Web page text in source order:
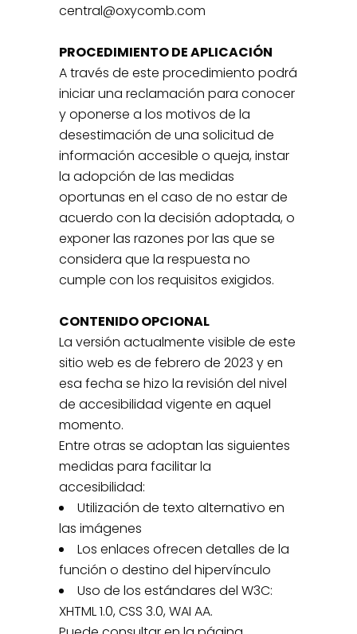
central@oxycomb.com
PROCEDIMIENTO DE APLICACIÓN
A través de este procedimiento podrá
iniciar una reclamación para conocer
y oponerse a los motivos de la
desestimación de una solicitud de
información accesible o queja, instar
la adopción de las medidas
oportunas en el caso de no estar de
acuerdo con la decisión adoptada, o
exponer las razones por las que se
considera que la respuesta no
cumple con los requisitos exigidos.
CONTENIDO OPCIONAL
La versión actualmente visible de este
sitio web es de febrero de 2023 y en
esa fecha se hizo la revisión del nivel
de accesibilidad vigente en aquel
momento.
Entre otras se adoptan las siguientes
medidas para facilitar la
accesibilidad:
Utilización de texto alternativo en
las imágenes
Los enlaces ofrecen detalles de la
función o destino del hipervínculo
Uso de los estándares del W3C:
XHTML 1.0, CSS 3.0, WAI AA.